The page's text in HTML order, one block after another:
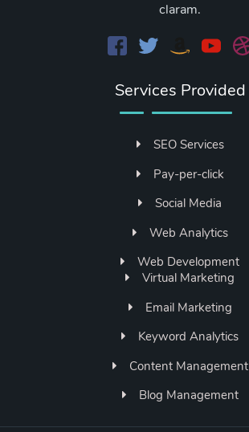
claram.
Services Provided
SEO Services
Pay-per-click
Social Media
Web Analytics
Web Development
Virtual Marketing
Email Marketing
Keyword Analytics
Content Management
Blog Management